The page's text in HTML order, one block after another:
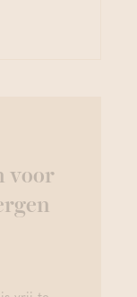
voor